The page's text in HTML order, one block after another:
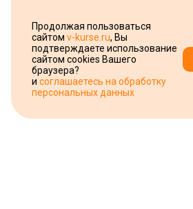
Продолжая пользоваться
сайтом v-kurse.ru, Вы
подтверждаете использование
сайтом cookies Вашего
браузера?
и соглашаетесь на обработку
персональных данных